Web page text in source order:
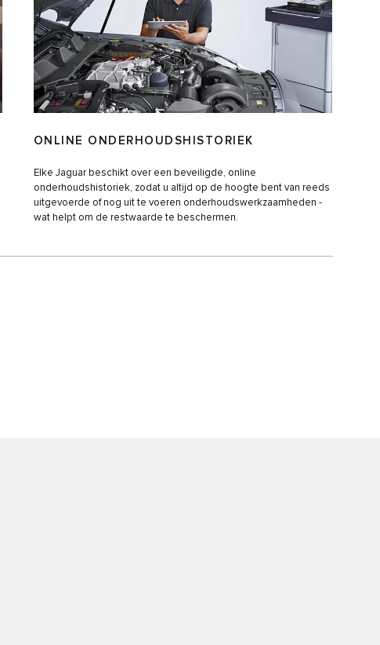
ONLINE ONDERHOUDSHISTORIEK
Elke Jaguar beschikt over een beveiligde, online
onderhoudshistoriek, zodat u altijd op de hoogte bent van reeds
uitgevoerde of nog uit te voeren onderhoudswerkzaamheden -
wat helpt om de restwaarde te beschermen.